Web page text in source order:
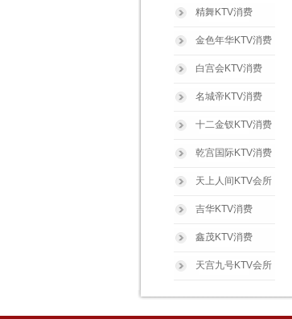
精舞KTV消费
金色年华KTV消费
白宫会KTV消费
名城帝KTV消费
十二金钗KTV消费
乾宫国际KTV消费
天上人间KTV会所
吉华KTV消费
鑫茂KTV消费
天宫九号KTV会所